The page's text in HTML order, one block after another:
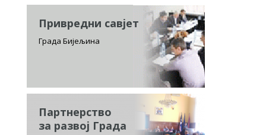
Привредни савјет
Града Бијељина
Партнерство
за развој Града